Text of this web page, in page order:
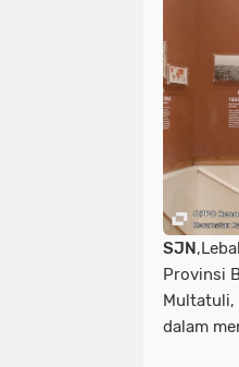
SJN
Provinsi
Multatuli,
dalam